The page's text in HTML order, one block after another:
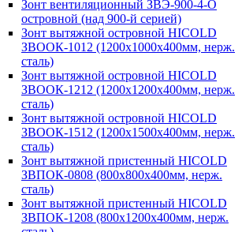
Зонт вентиляционный ЗВЭ-900-4-О
островной (над 900-й серией)
Зонт вытяжной островной HICOLD
ЗВООК-1012 (1200х1000х400мм, нерж.
сталь)
Зонт вытяжной островной HICOLD
ЗВООК-1212 (1200x1200x400мм, нерж.
сталь)
Зонт вытяжной островной HICOLD
ЗВООК-1512 (1200х1500х400мм, нерж.
сталь)
Зонт вытяжной пристенный HICOLD
ЗВПОК-0808 (800х800х400мм, нерж.
сталь)
Зонт вытяжной пристенный HICOLD
ЗВПОК-1208 (800х1200х400мм, нерж.